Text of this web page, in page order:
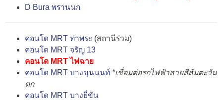
D Bura พรานนก
คอนโด MRT ท่าพระ (สถานีร่วม)
คอนโด MRT จรัญ 13
คอนโด MRT ไฟฉาย
คอนโด MRT บางขุนนนท์ *เชื่อมต่อรถไฟฟ้าสายสีส้มตะวัน
ตก
คอนโด MRT บางยี่ขัน